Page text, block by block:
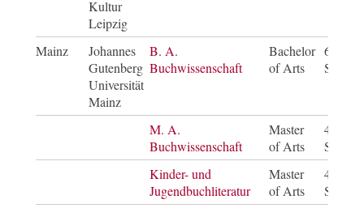
Kultur
Leipzig
Mainz
Johannes
Gutenberg
Universität
Mainz
B. A.
Buchwissenschaft
Bachelor
of Arts
6
M. A.
Buchwissenschaft
Master
of Arts
4
Kinder- und
Jugendbuchliteratur
Master
of Arts
4